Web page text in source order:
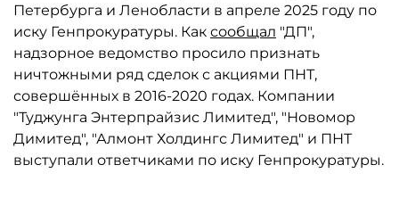
Петербурга и Ленобласти в апреле 2025 году по
иску Генпрокуратуры. Как сообщал "ДП",
надзорное ведомство просило признать
ничтожными ряд сделок с акциями ПНТ,
совершённых в 2016-2020 годах. Компании
"Туджунга Энтерпрайзис Лимитед", "Новомор
Димитед", "Алмонт Холдингс Лимитед" и ПНТ
выступали ответчиками по иску Генпрокуратуры.